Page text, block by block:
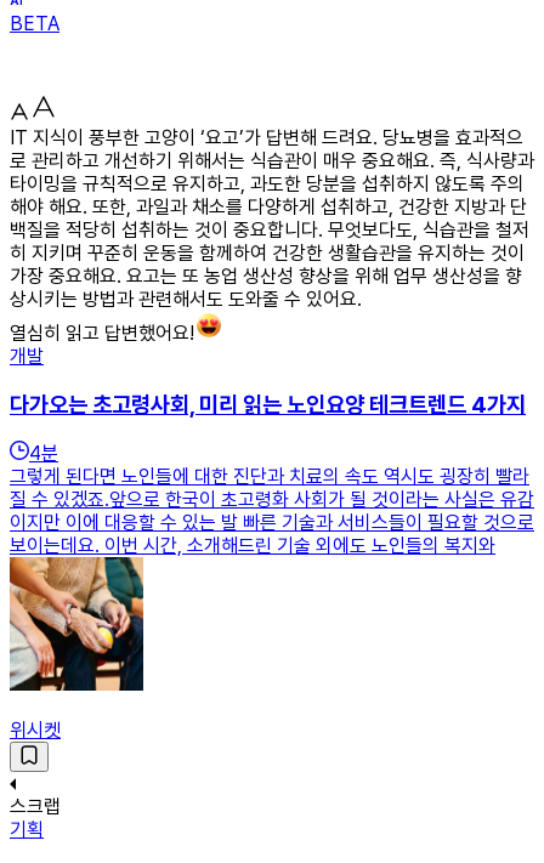
BETA
IT 지식이 풍부한 고양이 ‘요고’가 답변해 드려요. 당뇨병을 효과적으
로 관리하고 개선하기 위해서는 식습관이 매우 중요해요. 즉, 식사량과
타이밍을 규칙적으로 유지하고, 과도한 당분을 섭취하지 않도록 주의
해야 해요. 또한, 과일과 채소를 다양하게 섭취하고, 건강한 지방과 단
백질을 적당히 섭취하는 것이 중요합니다. 무엇보다도, 식습관을 철저
히 지키며 꾸준히 운동을 함께하여 건강한 생활습관을 유지하는 것이
가장 중요해요. 요고는 또 농업 생산성 향상을 위해 업무 생산성을 향
상시키는 방법과 관련해서도 도와줄 수 있어요.
열심히 읽고 답변했어요!
개발
다가오는 초고령사회, 미리 읽는 노인요양 테크트렌드 4가지
4분
그렇게 된다면 노인들에 대한 진단과 치료의 속도 역시도 굉장히 빨라
질 수 있겠죠.앞으로 한국이 초고령화 사회가 될 것이라는 사실은 유감
이지만 이에 대응할 수 있는 발 빠른 기술과 서비스들이 필요할 것으로
보이는데요. 이번 시간, 소개해드린 기술 외에도 노인들의 복지와
위시켓
스크랩
기획